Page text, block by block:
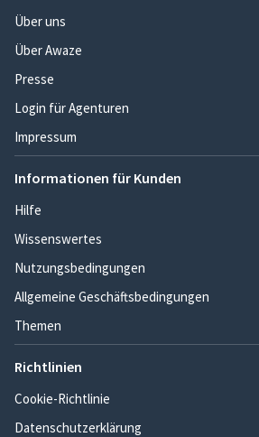
Über uns
Über Awaze
Presse
Login für Agenturen
Impressum
Informationen für Kunden
Hilfe
Wissenswertes
Nutzungsbedingungen
Allgemeine Geschäftsbedingungen
Themen
Richtlinien
Cookie-Richtlinie
Datenschutzerklärung